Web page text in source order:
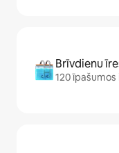
Brīvdienu
120 īpašumos